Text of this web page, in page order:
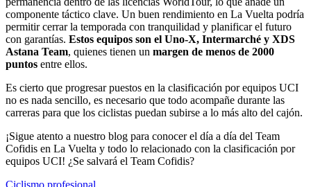
componente táctico clave. Un buen rendimiento en La Vuelta podría
permitir cerrar la temporada con tranquilidad y planificar el futuro
con garantías. Estos equipos son el Uno-X, Intermarché y XDS
Astana Team, quienes tienen un margen de menos de 2000
puntos entre ellos.
Es cierto que progresar puestos en la clasificación por equipos UCI
no es nada sencillo, es necesario que todo acompañe durante las
carreras para que los ciclistas puedan subirse a lo más alto del cajón.
¡Sigue atento a nuestro blog para conocer el día a día del Team
Cofidis en La Vuelta y todo lo relacionado con la clasificación por
equipos UCI! ¿Se salvará el Team Cofidis?
Ciclismo profesional